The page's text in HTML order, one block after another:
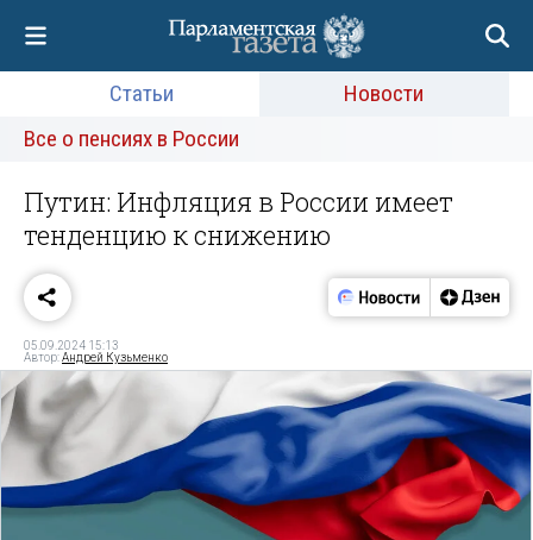
Статьи
Новости
Все о пенсиях в России
Путин: Инфляция в России имеет
тенденцию к снижению
05.09.2024 15:13
Автор:Андрей Кузьменко